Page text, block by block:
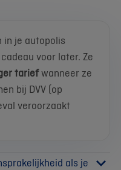
in je autopolis
voor later. Ze
tariefwanneer ze
bij DVV (op
veroorzaakt
als je